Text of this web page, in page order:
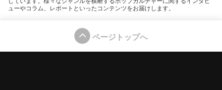
ューやコラム、レポートといったコンテンツをお届けします。
ページトップへ